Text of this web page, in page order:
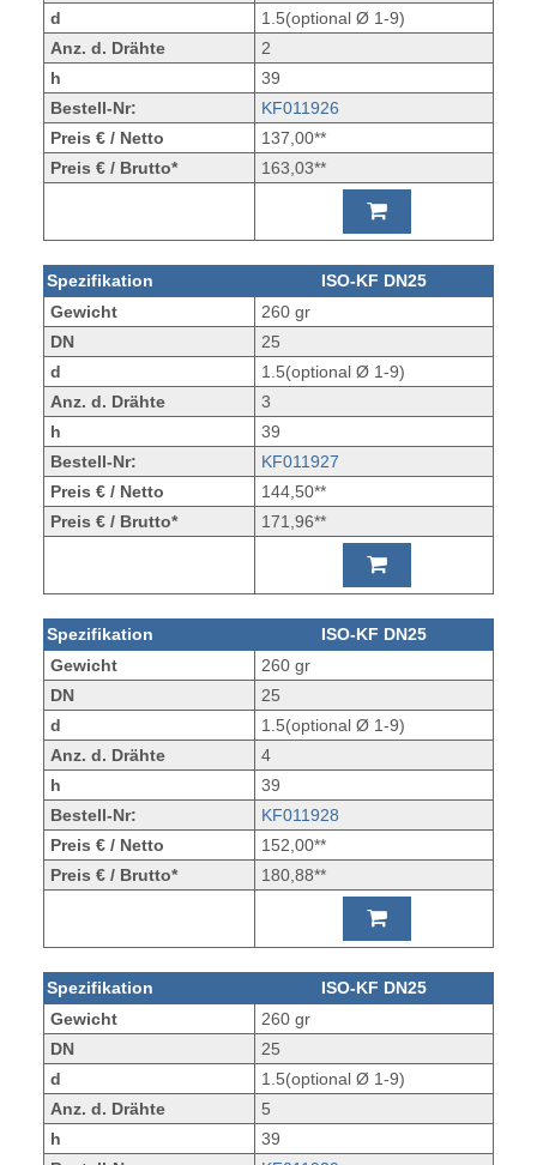
d
1.5(optional Ø 1-9)
Anz. d. Drähte
2
h
39
Bestell-Nr:
KF011926
Preis € / Netto
137,00**
Preis € / Brutto*
163,03**
Spezifikation
ISO-KF DN25
Gewicht
260 gr
DN
25
d
1.5(optional Ø 1-9)
Anz. d. Drähte
3
h
39
Bestell-Nr:
KF011927
Preis € / Netto
144,50**
Preis € / Brutto*
171,96**
Spezifikation
ISO-KF DN25
Gewicht
260 gr
DN
25
d
1.5(optional Ø 1-9)
Anz. d. Drähte
4
h
39
Bestell-Nr:
KF011928
Preis € / Netto
152,00**
Preis € / Brutto*
180,88**
Spezifikation
ISO-KF DN25
Gewicht
260 gr
DN
25
d
1.5(optional Ø 1-9)
Anz. d. Drähte
5
h
39